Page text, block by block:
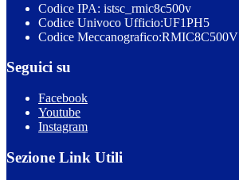
Codice IPA: istsc_rmic8c500v
Codice Univoco Ufficio:UF1PH5
Codice Meccanografico:RMIC8C500V
Seguici su
Facebook
Youtube
Instagram
Sezione Link Utili